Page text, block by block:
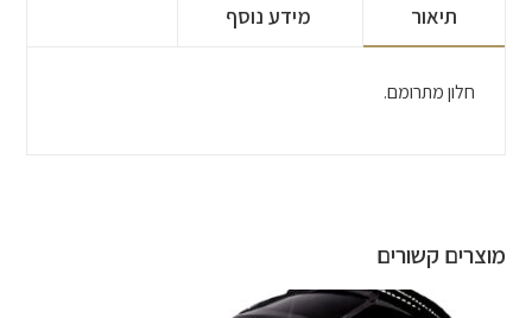
תיאור מידע נוסף
חלון מתרומם.
מוצרים קשורים